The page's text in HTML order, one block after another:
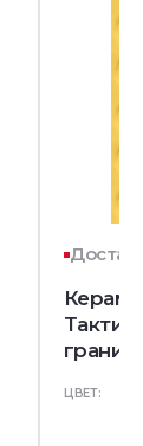
ЦВЕТ: